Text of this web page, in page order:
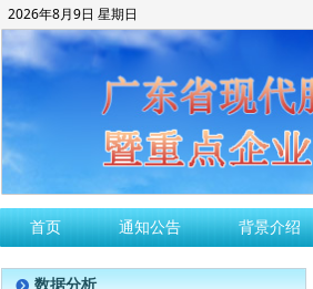
2026年8月9日 星期日
首页 通知公告 背景介绍
뀹 数据分析